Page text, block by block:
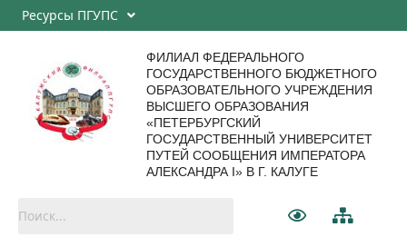
Ресурсы ПГУПС
ФИЛИАЛ ФЕДЕРАЛЬНОГО
ГОСУДАРСТВЕННОГО БЮДЖЕТНОГО
ОБРАЗОВАТЕЛЬНОГО УЧРЕЖДЕНИЯ
ВЫСШЕГО ОБРАЗОВАНИЯ
«ПЕТЕРБУРГСКИЙ
ГОСУДАРСТВЕННЫЙ УНИВЕРСИТЕТ
ПУТЕЙ СООБЩЕНИЯ ИМПЕРАТОРА
АЛЕКСАНДРА I» В Г. КАЛУГЕ